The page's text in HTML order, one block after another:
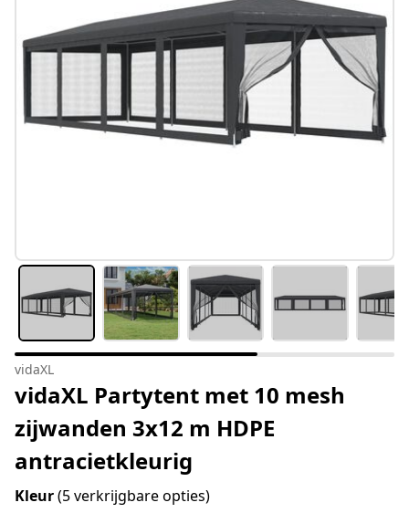
vidaXL
vidaXL Partytent met 10 mesh
zijwanden 3x12 m HDPE
antracietkleurig
Kleur(5 verkrijgbare opties)